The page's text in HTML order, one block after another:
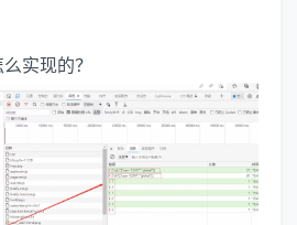
实现的？